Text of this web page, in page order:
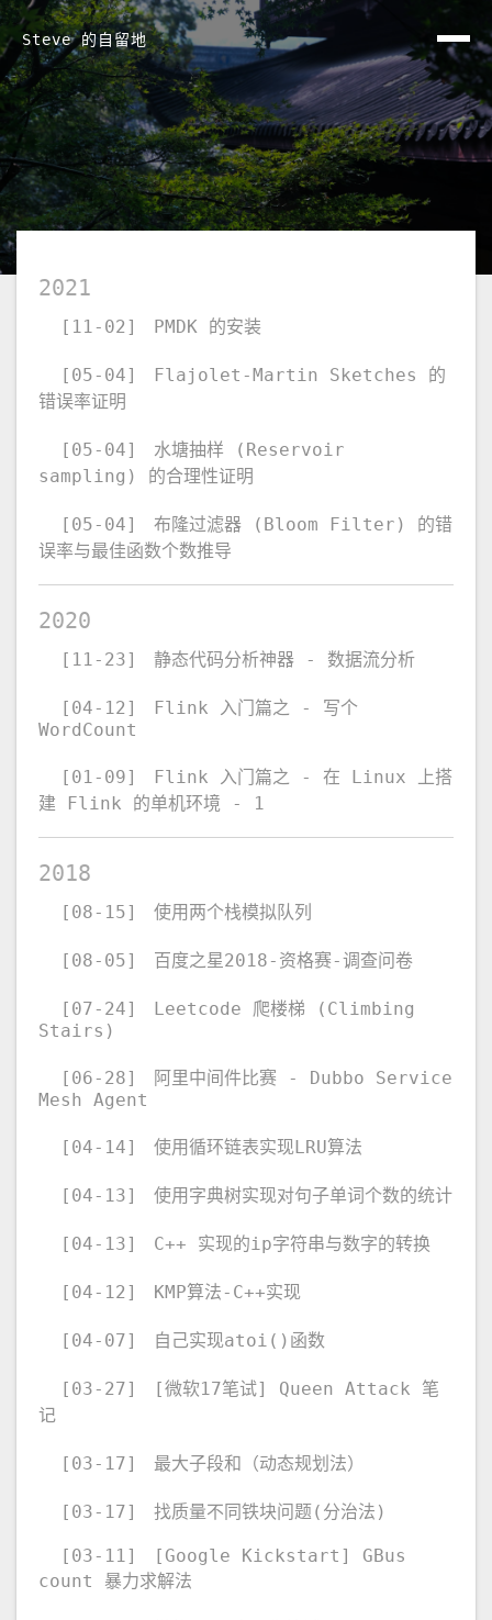
Steve 的自留地
2021
[11-02] PMDK 的安装
[05-04]
Flajolet-Martin Sketches 的
错误率证明
[05-04]
水塘抽样 (Reservoir
sampling) 的合理性证明
[05-04]
布隆过滤器 (Bloom Filter) 的错
误率与最佳函数个数推导
2020
[11-23] 静态代码分析神器 - 数据流分析
[04-12]
Flink 入门篇之 - 写个
WordCount
[01-09]
Flink 入门篇之 - 在 Linux 上搭
建 Flink 的单机环境 - 1
2018
[08-15] 使用两个栈模拟队列
[08-05] 百度之星2018-资格赛-调查问卷
[07-24]
Leetcode 爬楼梯 (Climbing
Stairs)
[06-28]
阿里中间件比赛 - Dubbo Service
Mesh Agent
[04-14] 使用循环链表实现LRU算法
[04-13] 使用字典树实现对句子单词个数的统计
[04-13] C++ 实现的ip字符串与数字的转换
[04-12] KMP算法-C++实现
[04-07] 自己实现atoi()函数
[03-27]
[微软17笔试] Queen Attack 笔
记
[03-17] 最大子段和（动态规划法）
[03-17] 找质量不同铁块问题(分治法)
[03-11]
[Google Kickstart] GBus
count 暴力求解法